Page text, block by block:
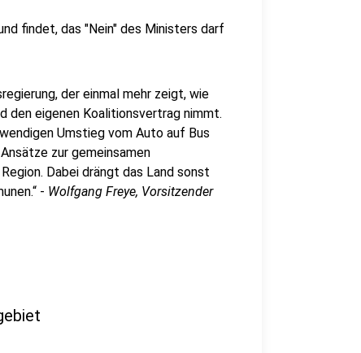
findet, das "Nein" des Ministers darf
der einmal mehr zeigt, wie
den eigenen Koalitionsvertrag nimmt.
Umstieg vom Auto auf Bus
zur gemeinsamen
Dabei drängt das Land sonst
- Wolfgang Freye, Vorsitzender